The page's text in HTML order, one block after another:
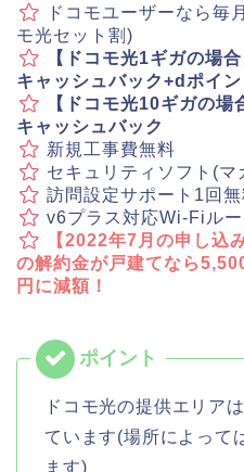
ドコモユーザーなら毎
モ光セット割)
【ドコモ光1ギガの場
キャッシュバック+dポイ
【ドコモ光10ギガの
キャッシュバック
新規工事費無料
セキュリティソフト(
訪問設定サポート1回無
v6プラス対応Wi-Fiル
【2022年7月の申し込
の解約金が戸建てなら
円に減額！
ドコモ光の提供エリアは
ています(場所によって
ます)